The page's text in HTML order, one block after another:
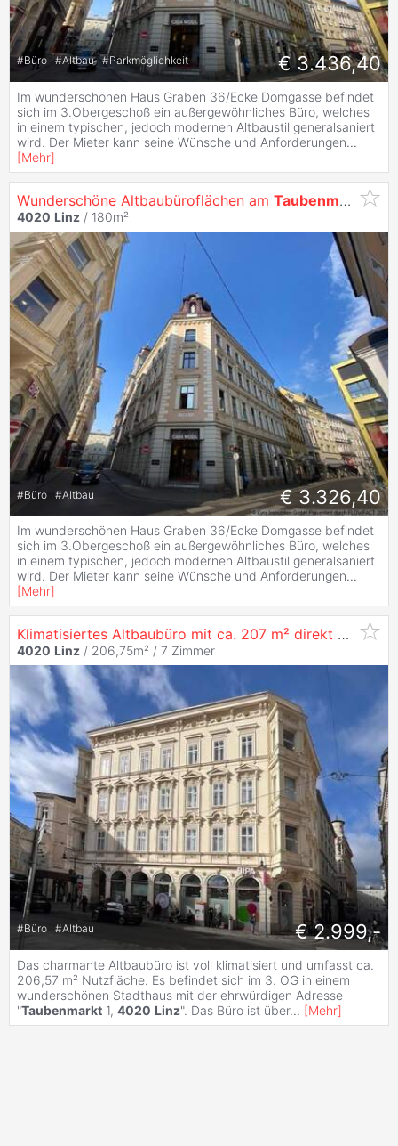
#Büro #Altbau #Parkmöglichkeit € 3.436,40
Im wunderschönen Haus Graben 36/Ecke Domgasse befindet
sich im 3.Obergeschoß ein außergewöhnliches Büro, welches
in einem typischen, jedoch modernen Altbaustil generalsaniert
wird. Der Mieter kann seine Wünsche und Anforderungen...
[Mehr]
Wunderschöne Altbaubüroflächen am Taubenmarkt
4020 Linz / 180m²
#Büro #Altbau € 3.326,40
Im wunderschönen Haus Graben 36/Ecke Domgasse befindet
sich im 3.Obergeschoß ein außergewöhnliches Büro, welches
in einem typischen, jedoch modernen Altbaustil generalsaniert
wird. Der Mieter kann seine Wünsche und Anforderungen...
[Mehr]
Klimatisiertes Altbaubüro mit ca. 207 m² direkt am
4020 Linz / 206,75m² / 7 Zimmer
#Büro #Altbau € 2.999,-
Das charmante Altbaubüro ist voll klimatisiert und umfasst ca.
206,57 m² Nutzfläche. Es befindet sich im 3. OG in einem
wunderschönen Stadthaus mit der ehrwürdigen Adresse
"Taubenmarkt 1, 4020 Linz". Das Büro ist über... [Mehr]